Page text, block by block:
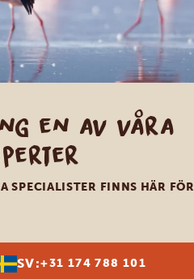
en av våra
SPECIALISTER FINNS HÄR
SV:+31 174 788 101